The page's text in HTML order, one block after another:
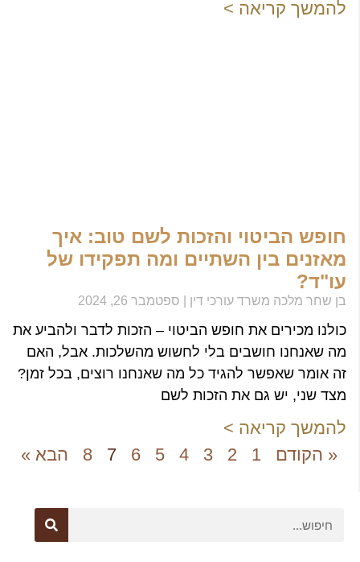
להמשך קריאה >
חופש הביטוי והזכות לשם טוב: איך
מאזנים בין השתיים ומה תפקידו של
עו"ד?
בן שחר מלכה משרד עורכי דין ספטמבר 26, 2024
כולנו מכירים את חופש הביטוי – הזכות לדבר ולהביע את
מה שאנחנו חושבים בלי לחשוש מהשלכות. אבל, האם
זה אומר שאפשר להגיד כל מה שאנחנו רוצים, בכל זמן?
מצד שני, יש גם את הזכות לשם
להמשך קריאה >
« הקודם
1
2
3
4
5
6
7
8 הבא »